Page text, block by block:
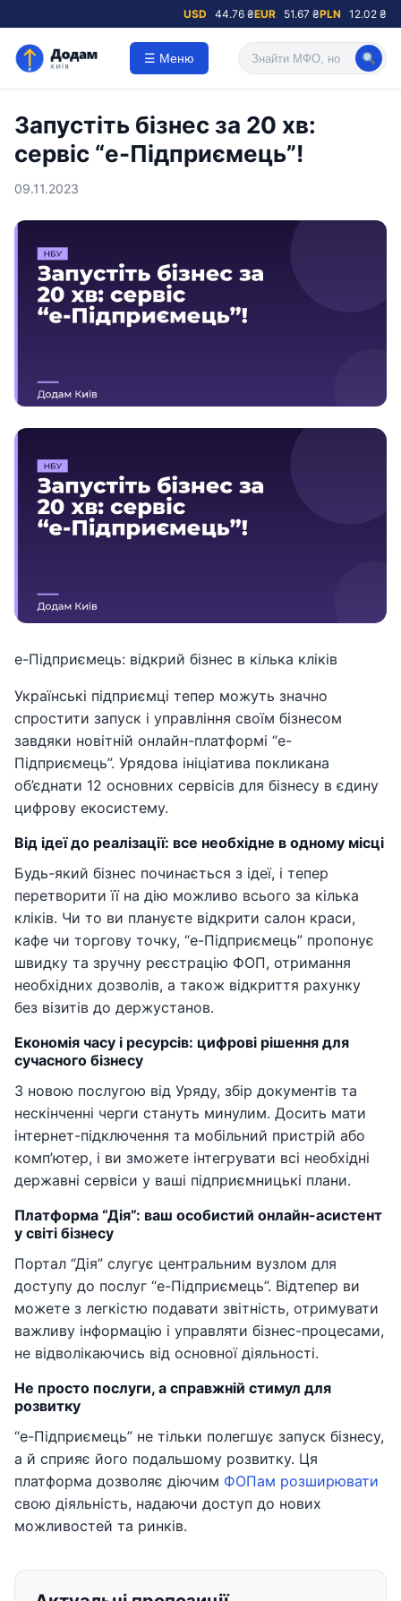
USD 44.76 ₴EUR 51.67 ₴PLN 12.02 ₴
☰ Меню
Запустіть бізнес за 20 хв:
сервіс “е-Підприємець”!
09.11.2023
е-Підприємець: відкрий бізнес в кілька кліків
Українські підприємці тепер можуть значно
спростити запуск і управління своїм бізнесом
завдяки новітній онлайн-платформі “е-
Підприємець”. Урядова ініціатива покликана
об’єднати 12 основних сервісів для бізнесу в єдину
цифрову екосистему.
Від ідеї до реалізації: все необхідне в одному місці
Будь-який бізнес починається з ідеї, і тепер
перетворити її на дію можливо всього за кілька
кліків. Чи то ви плануєте відкрити салон краси,
кафе чи торгову точку, “е-Підприємець” пропонує
швидку та зручну реєстрацію ФОП, отримання
необхідних дозволів, а також відкриття рахунку
без візитів до держустанов.
Економія часу і ресурсів: цифрові рішення для
сучасного бізнесу
З новою послугою від Уряду, збір документів та
нескінченні черги стануть минулим. Досить мати
інтернет-підключення та мобільний пристрій або
комп’ютер, і ви зможете інтегрувати всі необхідні
державні сервіси у ваші підприємницькі плани.
Платформа “Дія”: ваш особистий онлайн-асистент
у світі бізнесу
Портал “Дія” слугує центральним вузлом для
доступу до послуг “е-Підприємець”. Відтепер ви
можете з легкістю подавати звітність, отримувати
важливу інформацію і управляти бізнес-процесами,
не відволікаючись від основної діяльності.
Не просто послуги, а справжній стимул для
розвитку
“е-Підприємець” не тільки полегшує запуск бізнесу,
а й сприяє його подальшому розвитку. Ця
платформа дозволяє діючим ФОПам розширювати
свою діяльність, надаючи доступ до нових
можливостей та ринків.